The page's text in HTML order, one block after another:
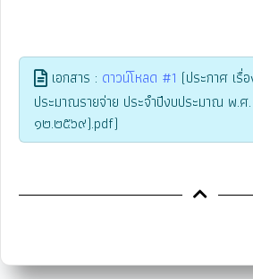
เอกสาร : ดาวน์โหลด #1 (ประกาศ เรื่
ประมาณรายจ่าย ประจำปีงบประมาณ พ.
๑๒.๒๕๖๙).pdf)